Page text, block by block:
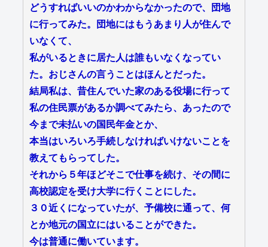
どうすればいいのかわからなかったので、団地
に行ってみた。団地にはもうあまり人が住んで
いなくて、
私がいるときに居た人は誰もいなくなってい
た。おじさんの言うことはほんとだった。
結局私は、昔住んでいた家のある役場に行って
私の住民票があるか調べてみたら、あったので
今まで未払いの国民年金とか、
本当はいろいろ手続しなければいけないことを
教えてもらってした。
それから５年ほどそこで仕事を続け、その間に
高校認定を受け大学に行くことにした。
３０近くになっていたが、予備校に通って、何
とか地元の国立にはいることができた。
今は普通に働いています。